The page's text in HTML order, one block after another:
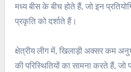
मध्य बीस के बीच होते हैं, जो इन
प्रकृति को दर्शाते हैं।
क्षेत्रीय लीग में, खिलाड़ी अक्सर कम
की परिस्थितियों का सामना करते हैं, जो